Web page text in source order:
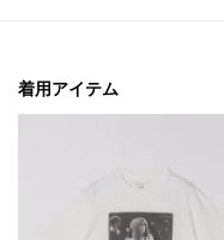
着用アイテム